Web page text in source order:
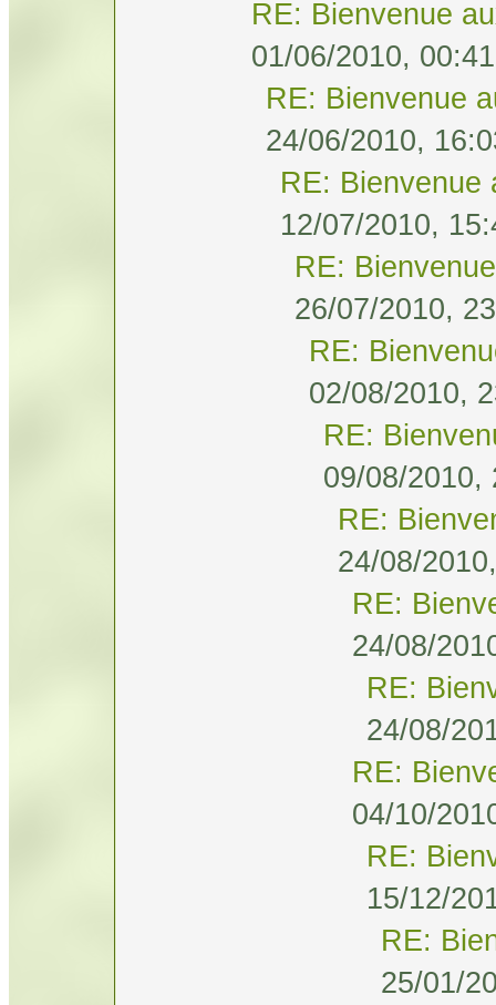
RE: Bienvenue
01/06/2010, 00:41
RE: Bienvenue
24/06/2010,
RE: Bienvenue
12/07/2010,
RE:
26/07/2010,
RE:
02/08/2010,
RE:
09/08/2010,
RE:
24/08/
RE:
24/08/
RE:
24/08/
RE:
04/10/
RE:
15/12/
RE:
25/01/